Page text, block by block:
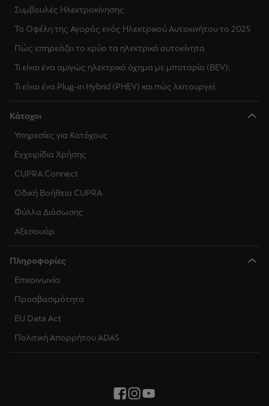
Συμβουλές Ηλεκτροκίνησης
Τα Οφέλη της Αγοράς ενός Ηλεκτρικού Αυτοκινήτου το 2025
Πώς επηρεάζει το κρύο τα ηλεκτρικά αυτοκίνητα
Τι είναι ένα αμιγώς ηλεκτρικό όχημα με μπαταρία (BEV);
Τι είναι ένα Plug-in Hybrid (PHEV) και πώς λειτουργεί;
Κάτοχοι
Υπηρεσίες για Κατόχους
Εγχειρίδια Χρήσης
CUPRA Connect
Οδική Βοήθεια CUPRA
Φύλλα Διάσωσης
Αξεσουάρ
Πληροφορίες
Επικοινωνία
Προσβασιμότητα
EU Data Act
Πολιτική Απορρήτου ADAS